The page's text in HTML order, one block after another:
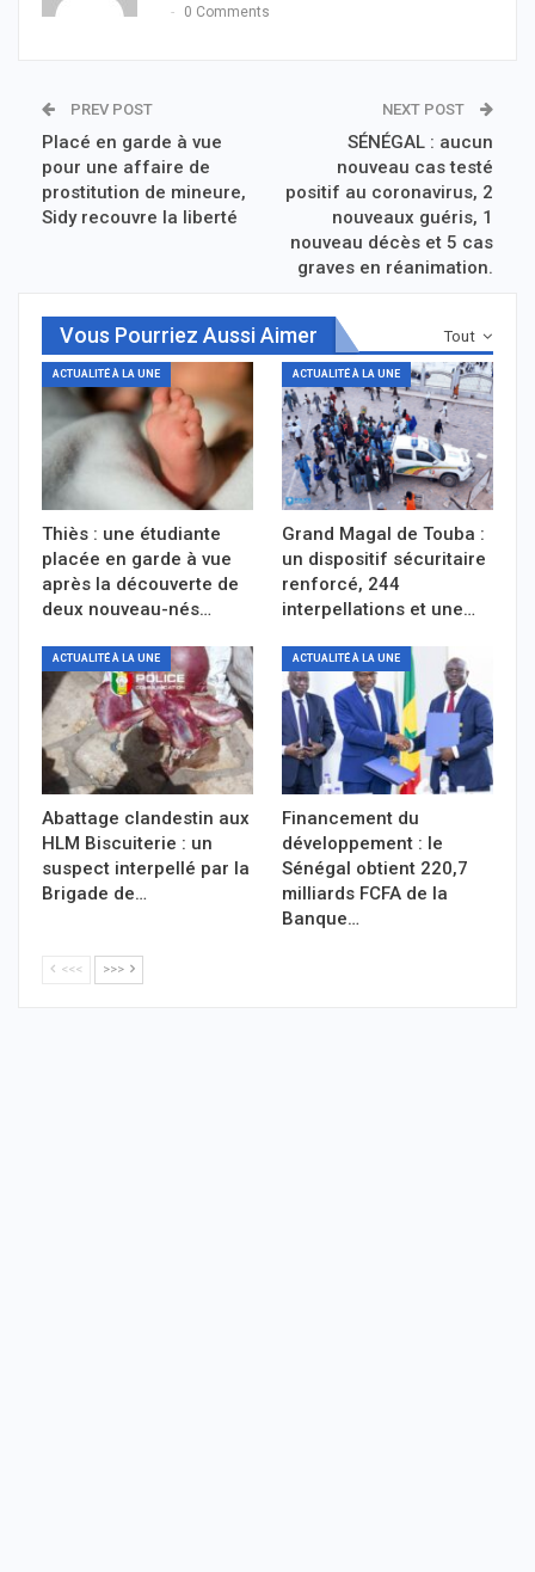
0 Comments
PREV POST
Placé en garde à vue
pour une affaire de
prostitution de mineure,
Sidy recouvre la liberté
NEXT POST
SÉNÉGAL : aucun
nouveau cas testé
positif au coronavirus, 2
nouveaux guéris, 1
nouveau décès et 5 cas
graves en réanimation.
Tout
Vous Pourriez Aussi Aimer
ACTUALITÉ À LA UNE
Thiès : une étudiante
placée en garde à vue
après la découverte de
deux nouveau-nés…
ACTUALITÉ À LA UNE
Grand Magal de Touba :
un dispositif sécuritaire
renforcé, 244
interpellations et une…
ACTUALITÉ À LA UNE
Abattage clandestin aux
HLM Biscuiterie : un
suspect interpellé par la
Brigade de…
ACTUALITÉ À LA UNE
Financement du
développement : le
Sénégal obtient 220,7
milliards FCFA de la
Banque…
<<< >>>